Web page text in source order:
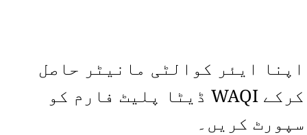
اپنا ایئر کوالٹی مانیٹر حاصل
کرکے WAQI ڈیٹا پلیٹ فارم کو
سپورٹ کریں۔